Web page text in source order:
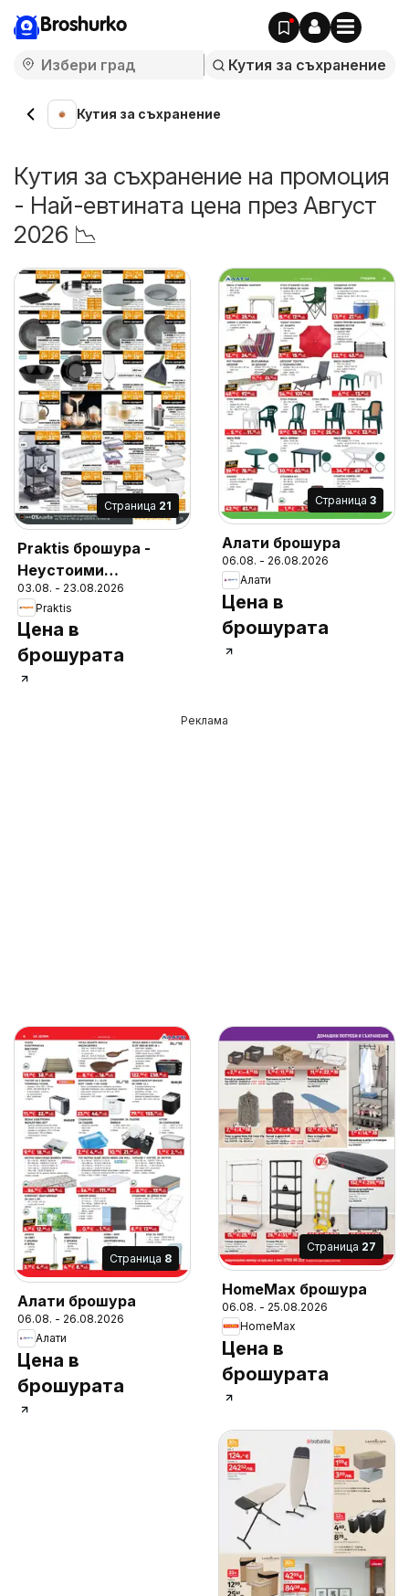
Broshurko
Кутия за съхранение
Кутия за съхранение на промоция
- Най-евтината цена през Август
2026 📉
Cтраница 21
Praktis брошура -
Неустоими
предложения
03.08. - 23.08.2026
Praktis
Цена в
брошурата
Cтраница 3
Алати брошура
06.08. - 26.08.2026
Алати
Цена в
брошурата
Реклама
Cтраница 8
Алати брошура
06.08. - 26.08.2026
Алати
Цена в
брошурата
Cтраница 27
HomeMax брошура
06.08. - 25.08.2026
HomeMax
Цена в
брошурата